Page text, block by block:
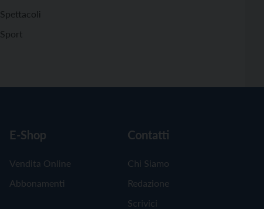
Spettacoli
Sport
E-Shop
Vendita Online
Abbonamenti
Contatti
Chi Siamo
Redazione
Scrivici